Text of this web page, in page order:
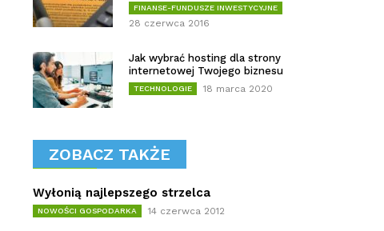
FINANSE-FUNDUSZE INWESTYCYJNE
28 czerwca 2016
Jak wybrać hosting dla strony
internetowej Twojego biznesu
TECHNOLOGIE 18 marca 2020
ZOBACZ TAKŻE
Wyłonią najlepszego strzelca
NOWOŚCI GOSPODARKA 14 czerwca 2012